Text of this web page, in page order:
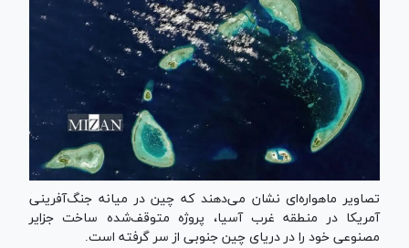
تصاویر ماهواره‌ای نشان می‌دهند که چین در میانه جنگ‌آفرینی
آمریکا در منطقه غرب آسیا، پروژه متوقف‌شده ساخت جزایر
مصنوعی خود را در دریای چین جنوبی از سر گرفته است.